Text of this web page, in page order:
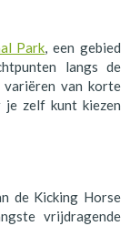
Park, een gebied
langs de
variëren van korte
zelf kunt kiezen
de Kicking Horse
vrijdragende